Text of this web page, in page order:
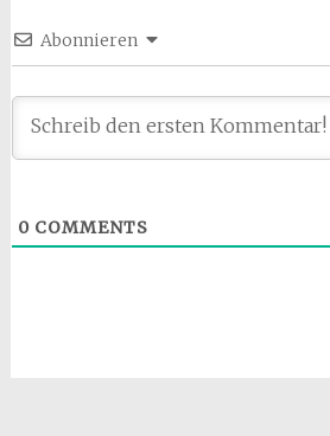
Abonnieren
0COMMENTS